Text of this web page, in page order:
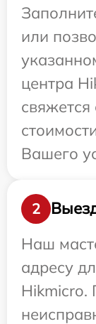
или
центра
Вашего
2
Наш
адресу
Hikmicro.